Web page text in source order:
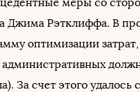
Джима Рэтклиффа. В
оптимизации затрат,
административных
За счет этого